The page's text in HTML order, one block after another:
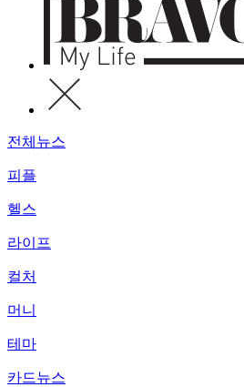
전체뉴스
피플
헬스
라이프
컬처
머니
테마
카드뉴스